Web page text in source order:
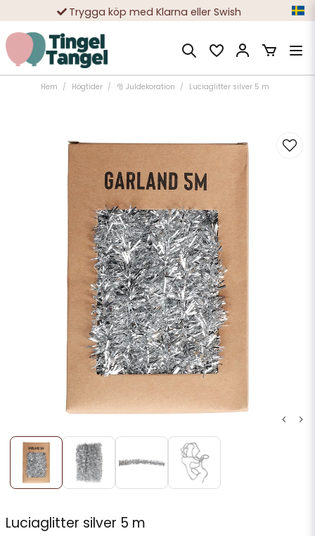
Trygga köp med Klarna eller Swish
10 000-tals nöjda kunder
Hem Högtider 🎅 Juldekoration Luciaglitter silver 5 m
Luciaglitter silver 5 m